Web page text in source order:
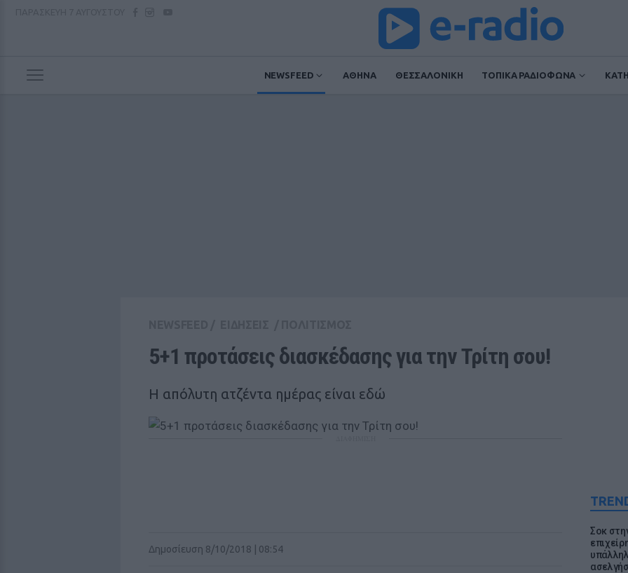
NEWSFEED ΑΘΗΝΑ ΘΕΣΣΑΛΟΝΙΚΗ ΤΟΠΙΚΑ ΡΑΔΙΟΦΩΝΑ
Σοκ
5+1 προτάσεις διασκέδασης για την Τρίτη σου!
Η απόλυτη ατζέντα ημέρας είναι εδώ
Δημοσίευση 8/10/2018 | 08:54